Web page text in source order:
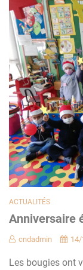
ACTUALITÉS
Anniversaire
cndadmin 14/
Les bougies ont